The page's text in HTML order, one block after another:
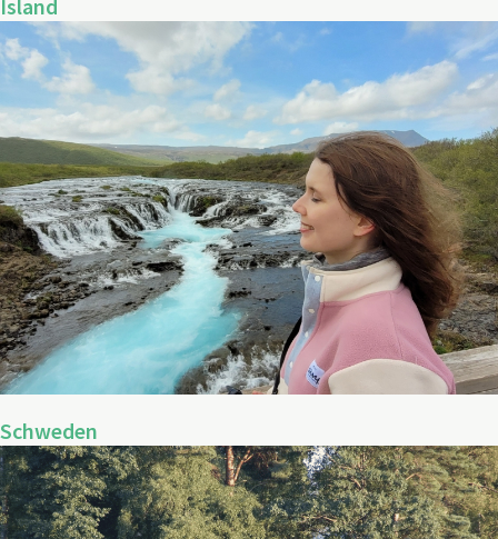
Island
Schweden